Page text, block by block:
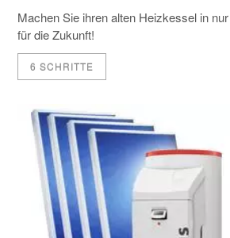
Machen Sie ihren alten Heizkessel in
für die Zukunft!
6 SCHRITTE